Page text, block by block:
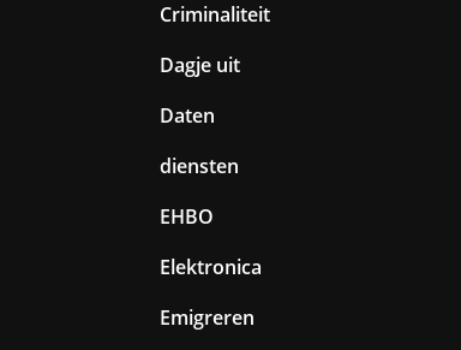
Criminaliteit
Dagje uit
Daten
diensten
EHBO
Elektronica
Emigreren